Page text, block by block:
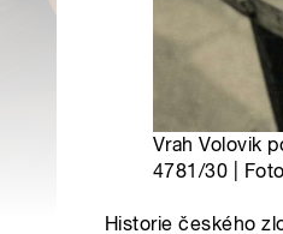
Vrah Volovik
4781/30 |
Historie českého